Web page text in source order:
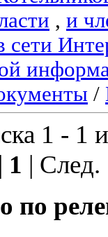
, и
сети
/
1 - 1
1 |
по